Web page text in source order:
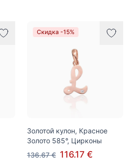
Скидка -15%
Золотой кулон, Красное
Золото 585°, Цирконы
136.67 € 116.17 €